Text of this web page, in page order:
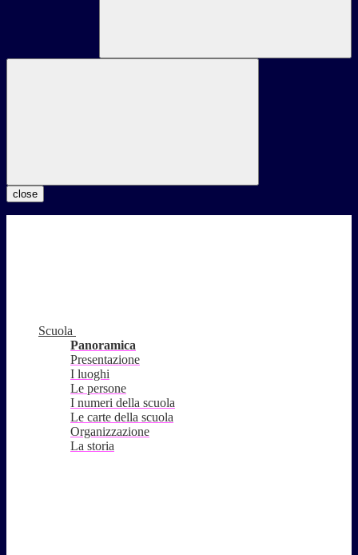
close
Scuola
Panoramica
Presentazione
I luoghi
Le persone
I numeri della scuola
Le carte della scuola
Organizzazione
La storia